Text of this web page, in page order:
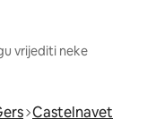
vrijediti neke
Castelnavet